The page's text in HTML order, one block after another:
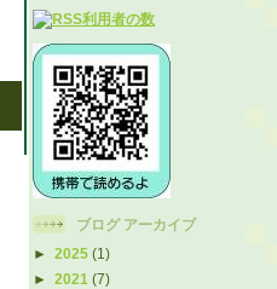
ブログ アーカイブ
► 2025 (1)
► 2021 (7)